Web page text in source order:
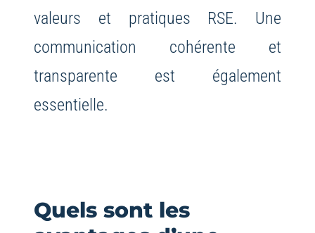
valeurs et pratiques RSE. Une
communication cohérente et
transparente est également
essentielle.
Quels sont les